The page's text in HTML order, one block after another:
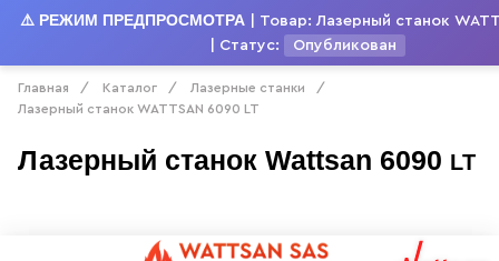
⚠️ РЕЖИМ ПРЕДПРОСМОТРА| Товар: Лазерный станок
| Статус:
Опубликован
Phone
+7 (800) 777-17-87
Главная Каталог
Лазерные станки
Лазерный станок WATTSAN 6090 LT
Лазерный станок WATTSAN 6090 LT
Лазерный станок Wattsan 6090 LT